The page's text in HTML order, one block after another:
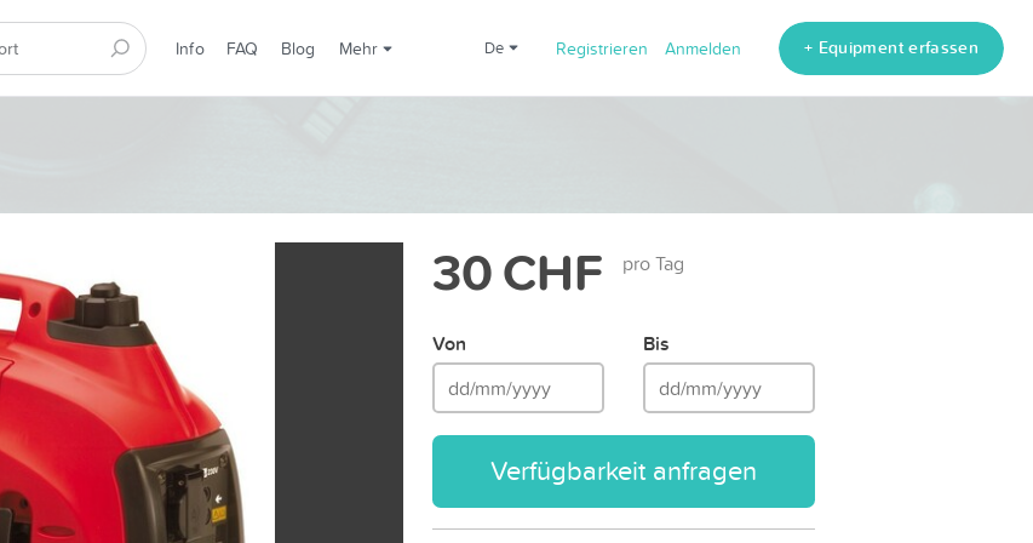
Info FAQ Blog Mehr de Registrieren Anmelden + Equipment erfassen
30 CHF pro Tag
Von Bis
Verfügbarkeit anfragen